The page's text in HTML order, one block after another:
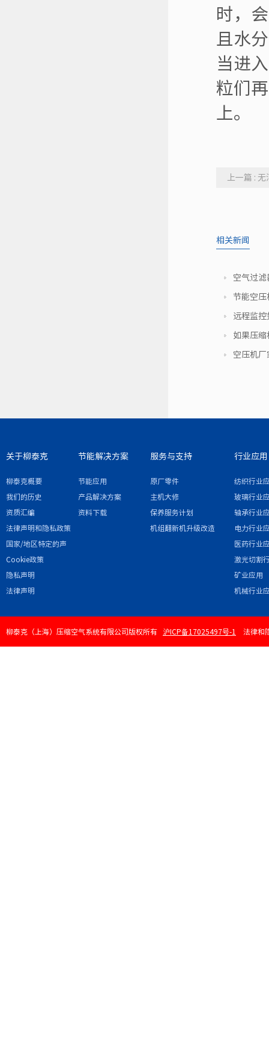
时，
且水
当进
粒们
上。
上一篇 :
相关新闻
空气过
节能空压
远程监控
如果压
空压机厂
关于柳泰克
柳泰克概要
我们的历史
资质汇编
法律声明和隐私政策
国家/地区特定的声
明和/或附录
Cookie政策
隐私声明
法律声明
节能解决方案
节能应用
产品解决方案
资料下载
服务与支持
原厂零件
主机大修
保养服务计划
机组翻新机升级改造
行业应用
纺织行业
玻璃行业
轴承行业
电力行业
医药行业
激光切割
矿业应用
机械行业
柳泰克（上海）压缩空气系统有限公司版权所有 沪ICP备17025497号-1 法律和